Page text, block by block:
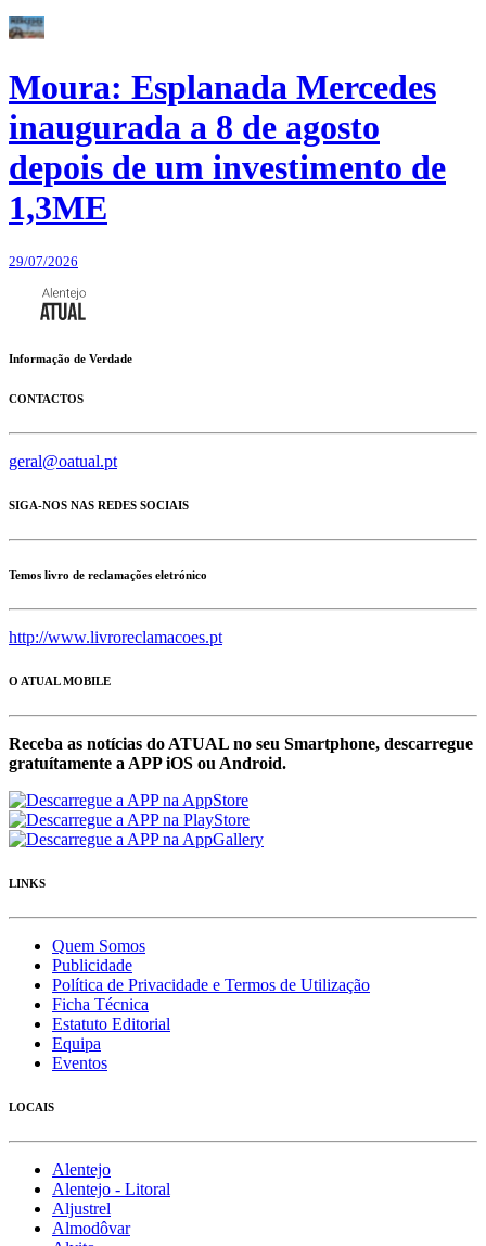
Moura: Esplanada Mercedes
inaugurada a 8 de agosto
depois de um investimento de
1,3ME
29/07/2026
Informação de Verdade
CONTACTOS
geral@oatual.pt
SIGA-NOS NAS REDES SOCIAIS
Temos livro de reclamações eletrónico
http://www.livroreclamacoes.pt
O ATUAL MOBILE
Receba as notícias do ATUAL no seu Smartphone, descarregue
gratuítamente a APP iOS ou Android.
LINKS
Quem Somos
Publicidade
Política de Privacidade e Termos de Utilização
Ficha Técnica
Estatuto Editorial
Equipa
Eventos
LOCAIS
Alentejo
Alentejo - Litoral
Aljustrel
Almodôvar